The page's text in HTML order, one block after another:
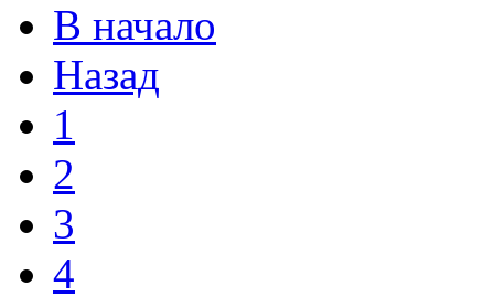
В начало
Назад
1
2
3
4